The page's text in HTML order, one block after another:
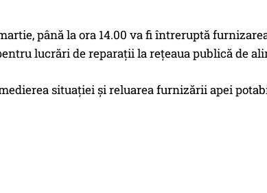
până la ora 14.00 va fi întreruptă
lucrări de reparații la rețeaua publică de
situației și reluarea furnizării apei